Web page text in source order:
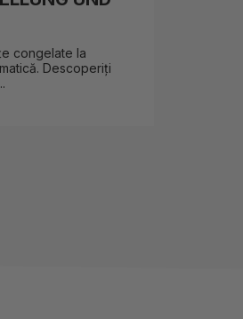
congelate la
Descoperiți